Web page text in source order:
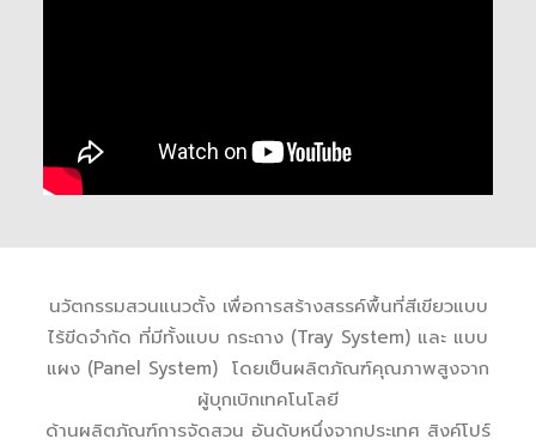
นวัตกรรมสวนแนวตั้ง เพื่อการสร้างสรรค์พื้นที่สีเขียวแบบ
ไร้ขีดจำกัด ที่มีทั้งแบบ กระถาง (Tray System) และ แบบ
แผง (Panel System) โดยเป็นผลิตภัณฑ์คุณภาพสูงจาก
ผู้บุกเบิกเทคโนโลยี
ด้านผลิตภัณฑ์การจัดสวน อันดับหนึ่งจากประเทศ สิงค์โปร์